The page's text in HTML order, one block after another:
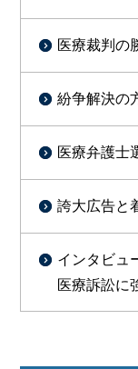
医療裁判の
紛争解決の
医療弁護士
誇大広告と
インタビュ
医療訴訟に